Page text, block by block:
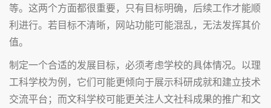
等。这两个方面都很重要，只有目标明确，后续工作才能顺
利进行。若目标不清晰，网站功能可能混乱，无法发挥其价
值。
制定一个合适的发展目标，必须考虑学校的具体情况。以理
工科学校为例，它们可能更倾向于展示科研成就和建立技术
交流平台；而文科学校可能更关注人文社科成果的推广和文